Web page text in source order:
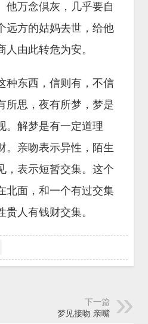
他万念倶灰，几乎要自
远方的姑妈去世，给他
由此转危为安。
东西，信则有，不信
所思，夜有所梦，梦是
。解梦是有一定道理
。亲吻表示异性，陌生
，表示短暂交集。这个
北面，和一个有过交集
人有钱财交集。
下一篇
梦见接吻 亲嘴